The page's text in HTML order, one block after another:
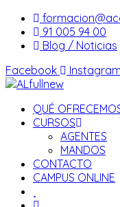
Saltar
contenido
91 005 94 00
Blog / Noticias
Facebook
Instagram
QUÉ
CURSOS
AGENTES
MANDOS
CONTACTO
CAMPUS ONLINE